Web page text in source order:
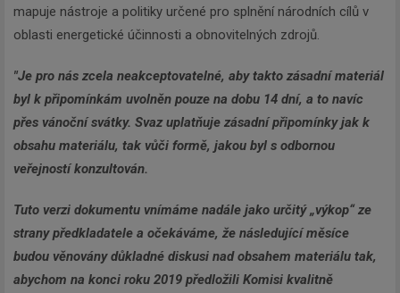
mapuje nástroje a politiky určené pro splnění národních cílů v
oblasti energetické účinnosti a obnovitelných zdrojů.
"Je pro nás zcela neakceptovatelné, aby takto zásadní materiál
byl k připomínkám uvolněn pouze na dobu 14 dní, a to navíc
přes vánoční svátky. Svaz uplatňuje zásadní připomínky jak k
obsahu materiálu, tak vůči formě, jakou byl s odbornou
veřejností konzultován.
Tuto verzi dokumentu vnímáme nadále jako určitý „výkop“ ze
strany předkladatele a očekáváme, že následující měsíce
budou věnovány důkladné diskusi nad obsahem materiálu tak,
abychom na konci roku 2019 předložili Komisi kvalitně